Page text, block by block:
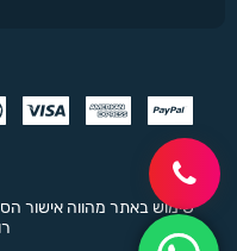
שימוש באתר מהווה אישור